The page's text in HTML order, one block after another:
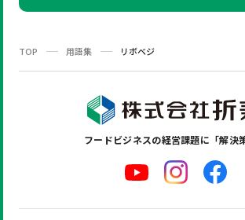
TOP 用語集 リボベジ
フードビジネスの経営課題に「解決